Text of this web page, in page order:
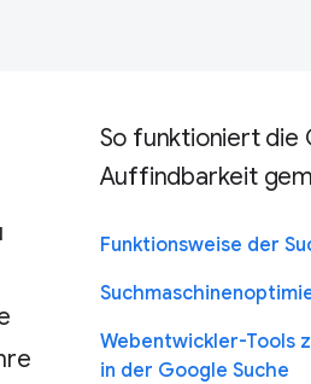
So funktioniert die
Auffindbarkeit
Funktionsweise der
Webentwickler-Tools
in der Google Suche